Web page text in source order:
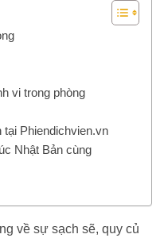
vi trong phòng
Phiendichvien.vn
Nhật Bản cùng
về sự sạch sẽ, quy củ